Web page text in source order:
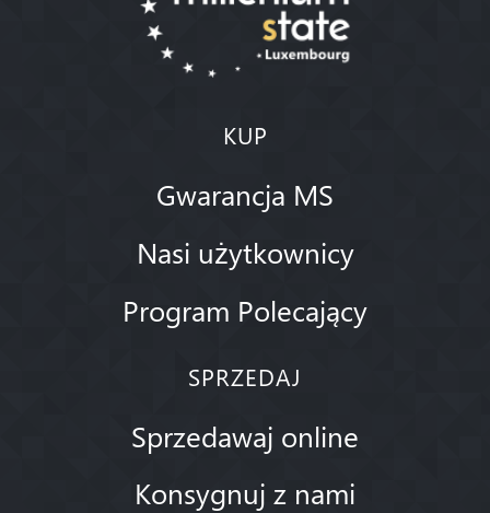
KUP
Gwarancja MS
Nasi użytkownicy
Program Polecający
SPRZEDAJ
Sprzedawaj online
Konsygnuj z nami